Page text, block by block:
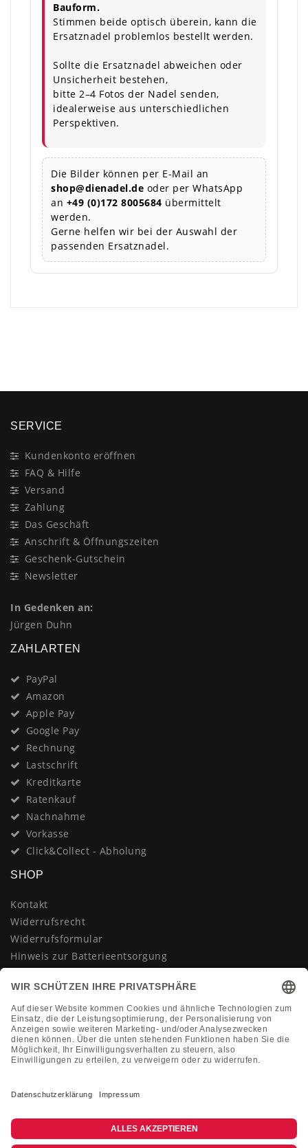
Bauform.
Stimmen beide optisch überein, kann die
Ersatznadel problemlos bestellt werden.
Sollte die Ersatznadel abweichen oder
Unsicherheit bestehen,
bitte 2–4 Fotos der Nadel senden,
idealerweise aus unterschiedlichen
Perspektiven.
Die Bilder können per E-Mail an
shop@dienadel.de oder per WhatsApp
an +49 (0)172 8005684 übermittelt
werden.
Gerne helfen wir bei der Auswahl der
passenden Ersatznadel.
SERVICE
Kundenkonto eröffnen
FAQ & Hilfe
Versand
Zahlung
Das Geschäft
Anschrift & Öffnungszeiten
Geschenk-Gutschein
Newsletter
In Gedenken an:
Jürgen Duhn
ZAHLARTEN
PayPal
Amazon
Apple Pay
Google Pay
Rechnung
Lastschrift
Kreditkarte
Ratenkauf
Nachnahme
Vorkasse
Click&Collect - Abholung
SHOP
Kontakt
Widerrufsrecht
Widerrufsformular
Hinweis zur Batterieentsorgung
AGB
Impressum
Vertrag widerrufen
KONTAKT
Montag-Freitag 10:00-18:00 Uhr
shop@dienadel.de
Kieler Str. 18 - 41540 Dormagen